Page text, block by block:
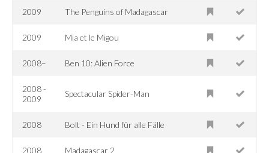
2009 The Penguins of Madagascar
2009 Mia et le Migou
2008– Ben 10: Alien Force
2008 -
2009
Spectacular Spider-Man
2008 Bolt - Ein Hund für alle Fälle
2008 Madagascar 2